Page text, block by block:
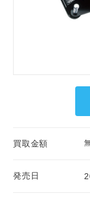
買取金額
発売日